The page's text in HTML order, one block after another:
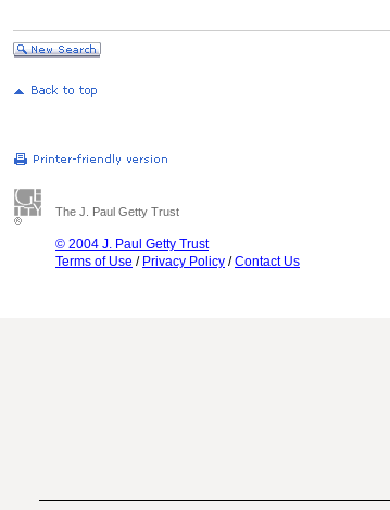
The J. Paul Getty Trust
© 2004 J. Paul Getty Trust
Terms of Use / Privacy Policy /Contact Us